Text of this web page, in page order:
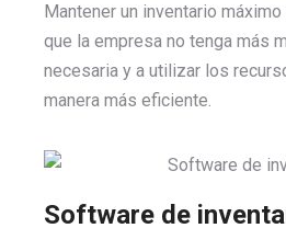
Mantener un inventario
que la empresa no tenga más
necesaria y a utilizar los
manera más eficiente.
Software de